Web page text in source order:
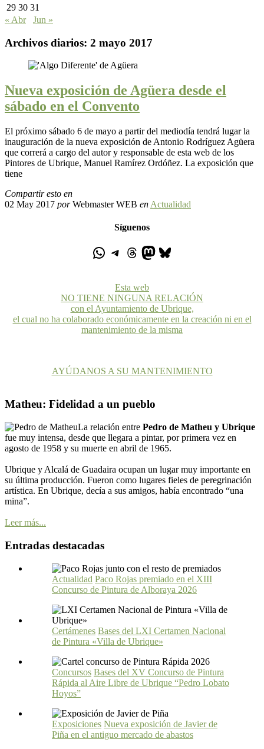
29 30 31
« Abr
Jun »
Archivos diarios: 2 mayo 2017
Nueva exposición de Agüera desde el
sábado en el Convento
El próximo sábado 6 de mayo a partir del mediodía tendrá lugar la
inauguración de la nueva exposición de Antonio Rodríguez Agüera
que correrá a cargo del autor y responsable de esta web de los
Pintores de Ubrique, Manuel Ramírez Ordóñez. La exposición que
tiene
Compartir esto en
02 May 2017 porWebmaster WEB en Actualidad
Síguenos
Esta web
NO TIENE NINGUNA RELACIÓN
con el Ayuntamiento de Ubrique,
el cual no ha colaborado económicamente en la creación ni en el
mantenimiento de la misma
AYÚDANOS A SU MANTENIMIENTO
Matheu: Fidelidad a un pueblo
La relación entre Pedro de Matheu y Ubrique
fue muy intensa, desde que llegara a pintar, por primera vez en
agosto de 1958 y su muerte en abril de 1965.
Ubrique y Alcalá de Guadaira ocupan un lugar muy importante en
su última producción. Fueron como lugares fieles de peregrinación
artística. En Ubrique, decía a sus amigos, había encontrado “una
mina”.
Leer más...
Entradas destacadas
Actualidad Paco Rojas premiado en el XIII
Concurso de Pintura de Alboraya 2026
Certámenes Bases del LXI Certamen Nacional
de Pintura «Villa de Ubrique»
Concursos Bases del XV Concurso de Pintura
Rápida al Aire Libre de Ubrique “Pedro Lobato
Hoyos”
Exposiciones Nueva exposición de Javier de
Piña en el antiguo mercado de abastos